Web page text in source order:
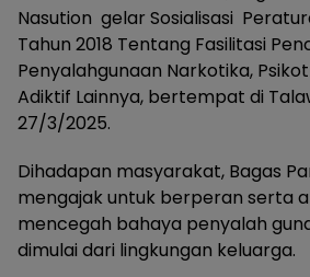
Nasution gelar Sosialisasi
Tahun 2018 Tentang Fasilitasi
Penyalahgunaan Narkotika,
Adiktif Lainnya, bertempat di
27/3/2025.
Dihadapan masyarakat, Bagas
mengajak untuk berperan serta
mencegah bahaya penyalah
dimulai dari lingkungan keluarga.